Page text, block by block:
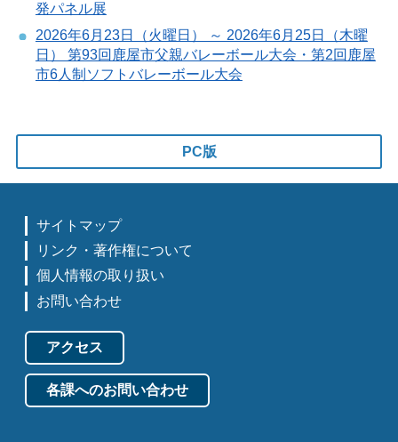
発パネル展
2026年6月23日（火曜日） ～ 2026年6月25日（木曜
日） 第93回鹿屋市父親バレーボール大会・第2回鹿屋
市6人制ソフトバレーボール大会
PC版
サイトマップ
リンク・著作権について
個人情報の取り扱い
お問い合わせ
アクセス
各課へのお問い合わせ